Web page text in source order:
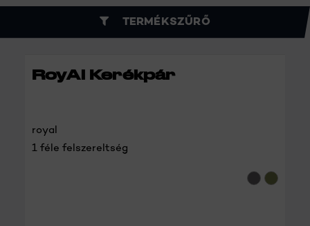
TERMÉKSZŰRŐ
RoyAl Kerékpár
royal
1 féle felszereltség